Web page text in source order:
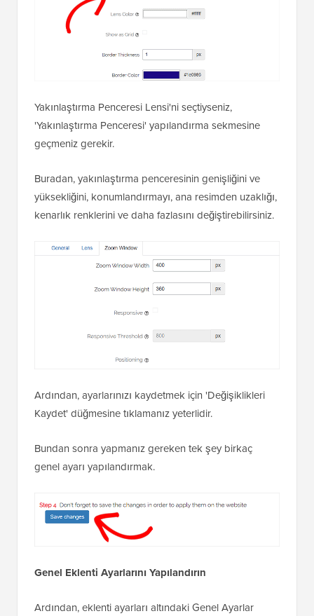
Yakınlaştırma Penceresi Lensi'ni seçtiyseniz,
'Yakınlaştırma Penceresi' yapılandırma sekmesine
geçmeniz gerekir.
Buradan, yakınlaştırma penceresinin genişliğini ve
yüksekliğini, konumlandırmayı, ana resimden uzaklığı,
kenarlık renklerini ve daha fazlasını değiştirebilirsiniz.
Ardından, ayarlarınızı kaydetmek için 'Değişiklikleri
Kaydet' düğmesine tıklamanız yeterlidir.
Bundan sonra yapmanız gereken tek şey birkaç
genel ayarı yapılandırmak.
Genel Eklenti Ayarlarını Yapılandırın
Ardından, eklenti ayarları altındaki Genel Ayarlar